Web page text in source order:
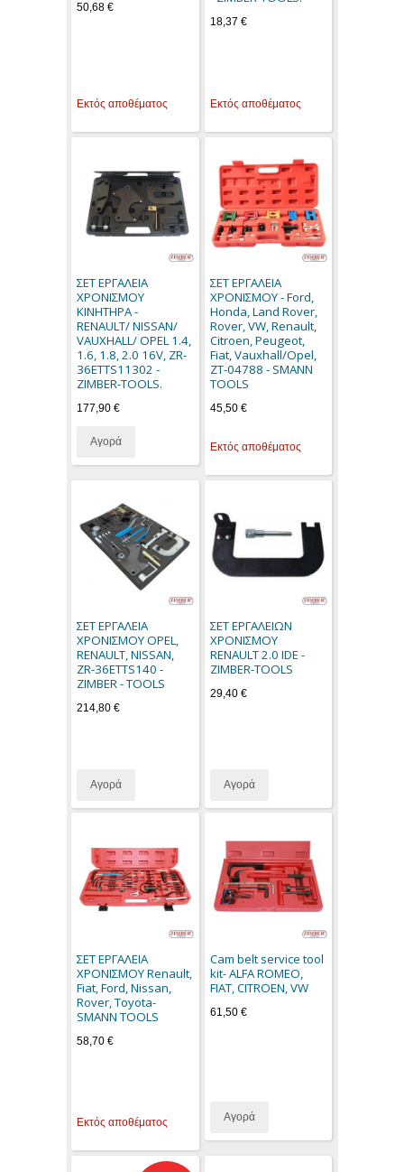
50,68 €
Εκτός αποθέματος
18,37 €
Εκτός αποθέματος
ΣΕΤ ΕΡΓΑΛΕΙΑ
ΧΡΟΝΙΣΜΟΥ
ΚΙΝΗΤΗΡΑ -
RENAULT/ NISSAN/
VAUXHALL/ OPEL 1.4,
1.6, 1.8, 2.0 16V, ZR-
36ETTS11302 -
ZIMBER-TOOLS.
177,90 €
Αγορά
ΣΕΤ ΕΡΓΑΛΕΙΑ
ΧΡΟΝΙΣΜΟΥ - Ford,
Honda, Land Rover,
Rover, VW, Renault,
Citroen, Peugeot,
Fiat, Vauxhall/Opel,
ZT-04788 - SMANN
TOOLS
45,50 €
Εκτός αποθέματος
ΣΕΤ ΕΡΓΑΛΕΙΑ
ΧΡΟΝΙΣΜΟΥ OPEL,
RENAULT, NISSAN,
ZR-36ETTS140 -
ZIMBER - TOOLS
214,80 €
Αγορά
ΣΕΤ ΕΡΓΑΛΕΙΩΝ
ΧΡΟΝΙΣΜΟΥ
RENAULT 2.0 IDE -
ZIMBER-TOOLS
29,40 €
Αγορά
ΣΕΤ ΕΡΓΑΛΕΙΑ
ΧΡΟΝΙΣΜΟΥ Renault,
Fiat, Ford, Nissan,
Rover, Toyota-
SMANN TOOLS
58,70 €
Εκτός αποθέματος
Cam belt service tool
kit- ALFA ROMEO,
FIAT, CITROEN, VW
61,50 €
Αγορά